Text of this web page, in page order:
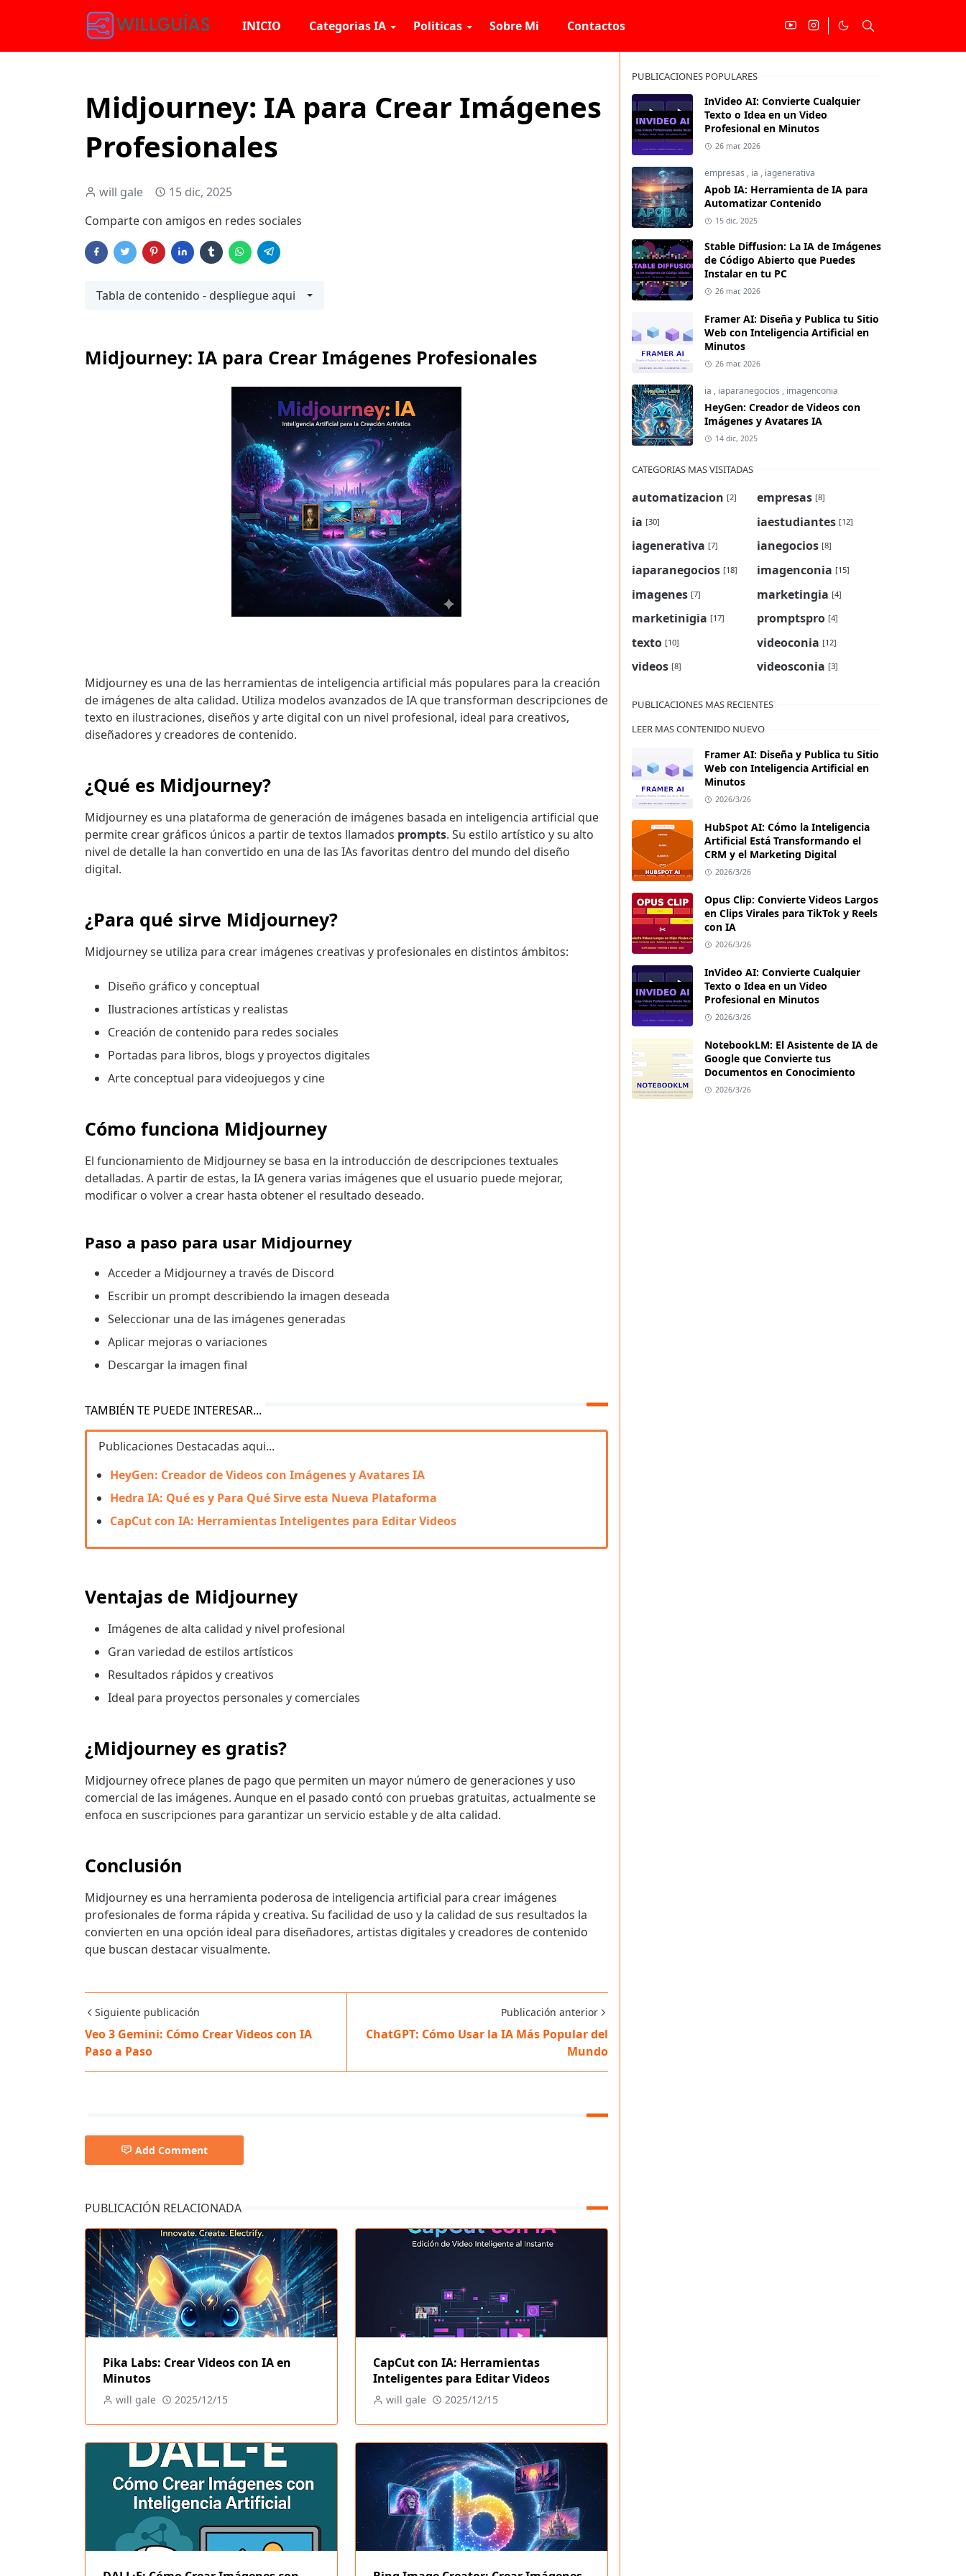
INICIO Categorias IA Politicas Sobre Mi Contactos
Midjourney: IA para Crear Imágenes
Profesionales
will gale
15 dic, 2025
Comparte con amigos en redes sociales
Tabla de contenido - despliegue aqui
Midjourney: IA para Crear Imágenes Profesionales
Midjourney es una de las herramientas de inteligencia artificial más populares para la creación
de imágenes de alta calidad. Utiliza modelos avanzados de IA que transforman descripciones de
texto en ilustraciones, diseños y arte digital con un nivel profesional, ideal para creativos,
diseñadores y creadores de contenido.
¿Qué es Midjourney?
Midjourney es una plataforma de generación de imágenes basada en inteligencia artificial que
permite crear gráficos únicos a partir de textos llamados prompts. Su estilo artístico y su alto
nivel de detalle la han convertido en una de las IAs favoritas dentro del mundo del diseño
digital.
¿Para qué sirve Midjourney?
Midjourney se utiliza para crear imágenes creativas y profesionales en distintos ámbitos:
Diseño gráfico y conceptual
Ilustraciones artísticas y realistas
Creación de contenido para redes sociales
Portadas para libros, blogs y proyectos digitales
Arte conceptual para videojuegos y cine
Cómo funciona Midjourney
El funcionamiento de Midjourney se basa en la introducción de descripciones textuales
detalladas. A partir de estas, la IA genera varias imágenes que el usuario puede mejorar,
modificar o volver a crear hasta obtener el resultado deseado.
Paso a paso para usar Midjourney
Acceder a Midjourney a través de Discord
Escribir un prompt describiendo la imagen deseada
Seleccionar una de las imágenes generadas
Aplicar mejoras o variaciones
Descargar la imagen final
TAMBIÉN TE PUEDE INTERESAR...
Publicaciones Destacadas aqui...
HeyGen: Creador de Videos con Imágenes y Avatares IA
Hedra IA: Qué es y Para Qué Sirve esta Nueva Plataforma
CapCut con IA: Herramientas Inteligentes para Editar Videos
Ventajas de Midjourney
Imágenes de alta calidad y nivel profesional
Gran variedad de estilos artísticos
Resultados rápidos y creativos
Ideal para proyectos personales y comerciales
¿Midjourney es gratis?
Midjourney ofrece planes de pago que permiten un mayor número de generaciones y uso
comercial de las imágenes. Aunque en el pasado contó con pruebas gratuitas, actualmente se
enfoca en suscripciones para garantizar un servicio estable y de alta calidad.
Conclusión
Midjourney es una herramienta poderosa de inteligencia artificial para crear imágenes
profesionales de forma rápida y creativa. Su facilidad de uso y la calidad de sus resultados la
convierten en una opción ideal para diseñadores, artistas digitales y creadores de contenido
que buscan destacar visualmente.
Siguiente publicación
Veo 3 Gemini: Cómo Crear Videos con IA
Paso a Paso
Publicación anterior
ChatGPT: Cómo Usar la IA Más Popular del
Mundo
Add Comment
PUBLICACIÓN RELACIONADA
Pika Labs: Crear Videos con IA en
Minutos
will gale 2025/12/15
CapCut con IA: Herramientas
Inteligentes para Editar Videos
will gale 2025/12/15
PUBLICACIONES POPULARES
InVideo AI: Convierte Cualquier
Texto o Idea en un Video
Profesional en Minutos
26 mar, 2026
empresas , ia , iagenerativa
Apob IA: Herramienta de IA para
Automatizar Contenido
15 dic, 2025
Stable Diffusion: La IA de Imágenes
de Código Abierto que Puedes
Instalar en tu PC
26 mar, 2026
Framer AI: Diseña y Publica tu Sitio
Web con Inteligencia Artificial en
Minutos
26 mar, 2026
ia , iaparanegocios , imagenconia
HeyGen: Creador de Videos con
Imágenes y Avatares IA
14 dic, 2025
CATEGORIAS MAS VISITADAS
automatizacion [2] empresas [8]
ia [30] iaestudiantes [12]
iagenerativa [7] ianegocios [8]
iaparanegocios [18] imagenconia [15]
imagenes [7] marketingia [4]
marketinigia [17] promptspro [4]
texto [10] videoconia [12]
videos [8] videosconia [3]
PUBLICACIONES MAS RECIENTES
LEER MAS CONTENIDO NUEVO
Framer AI: Diseña y Publica tu Sitio
Web con Inteligencia Artificial en
Minutos
2026/3/26
HubSpot AI: Cómo la Inteligencia
Artificial Está Transformando el
CRM y el Marketing Digital
2026/3/26
Opus Clip: Convierte Videos Largos
en Clips Virales para TikTok y Reels
con IA
2026/3/26
InVideo AI: Convierte Cualquier
Texto o Idea en un Video
Profesional en Minutos
2026/3/26
NotebookLM: El Asistente de IA de
Google que Convierte tus
Documentos en Conocimiento
2026/3/26